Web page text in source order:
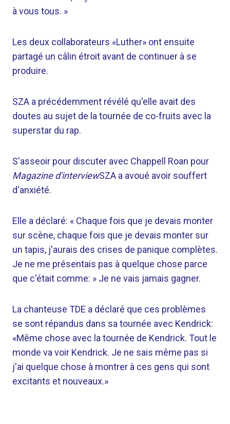
à vous tous. »
Les deux collaborateurs «Luther» ont ensuite
partagé un câlin étroit avant de continuer à se
produire.
SZA a précédemment révélé qu'elle avait des
doutes au sujet de la tournée de co-fruits avec la
superstar du rap.
S'asseoir pour discuter avec Chappell Roan pour
Magazine d'interviewSZA a avoué avoir souffert
d'anxiété.
Elle a déclaré: « Chaque fois que je devais monter
sur scène, chaque fois que je devais monter sur
un tapis, j'aurais des crises de panique complètes.
Je ne me présentais pas à quelque chose parce
que c'était comme: » Je ne vais jamais gagner.
La chanteuse TDE a déclaré que ces problèmes
se sont répandus dans sa tournée avec Kendrick:
«Même chose avec la tournée de Kendrick. Tout le
monde va voir Kendrick. Je ne sais même pas si
j'ai quelque chose à montrer à ces gens qui sont
excitants et nouveaux.»